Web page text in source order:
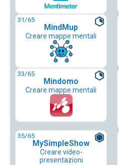
31/65
MindMup
Creare mappe mentali
33/65
Mindomo
Creare mappe mentali
35/65
MySimpleShow
Creare video-
presentazioni